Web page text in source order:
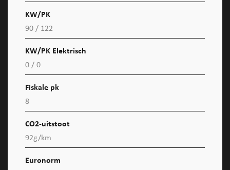
KW/PK
90 / 122
KW/PK Elektrisch
0 / 0
Fiskale pk
8
CO2-uitstoot
92g/km
Euronorm